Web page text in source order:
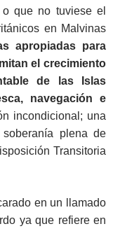
que no tuviese el
en Malvinas
apropiadas para
el crecimiento
de las Islas
navegación e
incondicional; una
plena de
Transitoria
en un llamado
ya que refiere en